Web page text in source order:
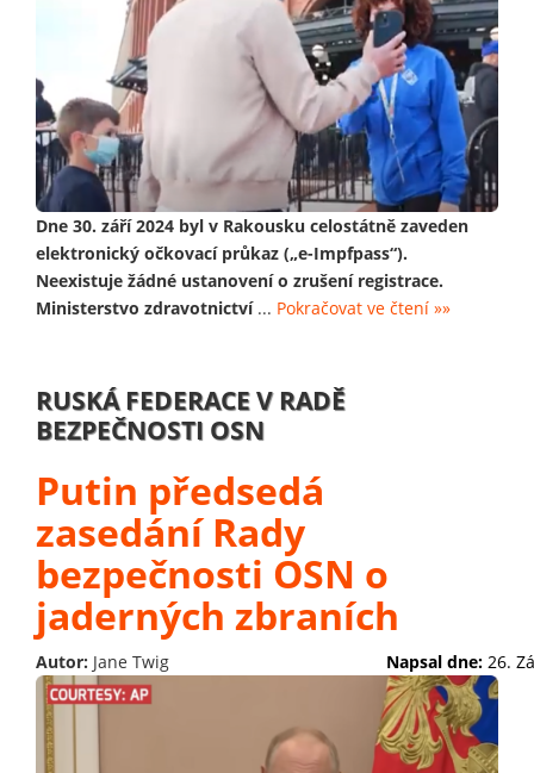
Dne 30. září 2024 byl v Rakousku celostátně zaveden
elektronický očkovací průkaz („e-Impfpass“).
Neexistuje žádné ustanovení o zrušení registrace.
Ministerstvo zdravotnictví... Pokračovat ve čtení »»
RUSKÁ FEDERACE V RADĚ
BEZPEČNOSTI OSN
Putin předsedá
zasedání Rady
bezpečnosti OSN o
jaderných zbraních
Autor: Jane Twig Napsal dne: 26.